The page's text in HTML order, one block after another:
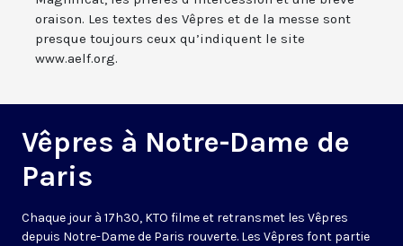
oraison. Les textes des Vêpres et de la messe sont
presque toujours ceux qu’indiquent le site
www.aelf.org.
Vêpres à Notre-Dame de
Paris
Chaque jour à 17h30, KTO filme et retransmet les Vêpres
depuis Notre-Dame de Paris rouverte. Les Vêpres font partie